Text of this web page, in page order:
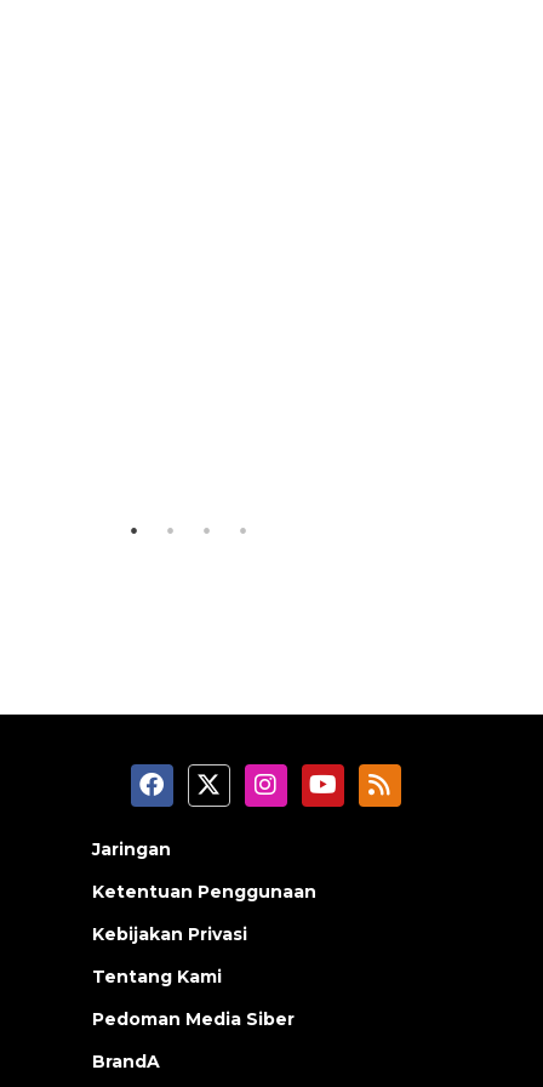
Jaringan
Ketentuan Penggunaan
Kebijakan Privasi
Tentang Kami
Pedoman Media Siber
BrandA